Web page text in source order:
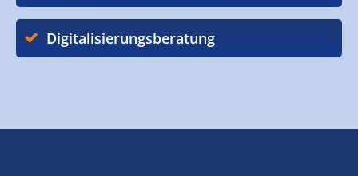
Digitalisierungsberatung